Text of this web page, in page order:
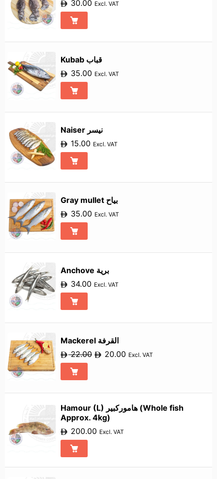
30.00 Excl. VAT
Kubab قباب
35.00 Excl. VAT
Naiser نيسر
15.00 Excl. VAT
Gray mullet بياح
35.00 Excl. VAT
Anchove برية
34.00 Excl. VAT
Mackerel القرفة
22.00
20.00 Excl. VAT
Hamour (L) هاموركبير (Whole fish
Approx. 4kg)
200.00 Excl. VAT